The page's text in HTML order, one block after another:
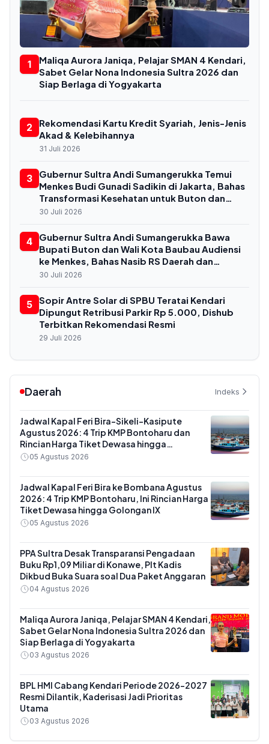
1
Maliqa Aurora Janiqa, Pelajar SMAN 4 Kendari,
Sabet Gelar Nona Indonesia Sultra 2026 dan
Siap Berlaga di Yogyakarta
2
Rekomendasi Kartu Kredit Syariah, Jenis-Jenis
Akad & Kelebihannya
31 Juli 2026
3
Gubernur Sultra Andi Sumangerukka Temui
Menkes Budi Gunadi Sadikin di Jakarta, Bahas
Transformasi Kesehatan untuk Buton dan
Baubau
30 Juli 2026
4
Gubernur Sultra Andi Sumangerukka Bawa
Bupati Buton dan Wali Kota Baubau Audiensi
ke Menkes, Bahas Nasib RS Daerah dan
Kekurangan Dokter
30 Juli 2026
5 Sopir Antre Solar di SPBU Teratai Kendari
Dipungut Retribusi Parkir Rp 5.000, Dishub
Terbitkan Rekomendasi Resmi
29 Juli 2026
Daerah Indeks
Jadwal Kapal Feri Bira-Sikeli-Kasipute
Agustus 2026: 4 Trip KMP Bontoharu dan
Rincian Harga Tiket Dewasa hingga
Kendaraan Golongan IX
05 Agustus 2026
Jadwal Kapal Feri Bira ke Bombana Agustus
2026: 4 Trip KMP Bontoharu, Ini Rincian Harga
Tiket Dewasa hingga Golongan IX
05 Agustus 2026
PPA Sultra Desak Transparansi Pengadaan
Buku Rp1,09 Miliar di Konawe, Plt Kadis
Dikbud Buka Suara soal Dua Paket Anggaran
04 Agustus 2026
Maliqa Aurora Janiqa, Pelajar SMAN 4 Kendari,
Sabet Gelar Nona Indonesia Sultra 2026 dan
Siap Berlaga di Yogyakarta
03 Agustus 2026
BPL HMI Cabang Kendari Periode 2026-2027
Resmi Dilantik, Kaderisasi Jadi Prioritas
Utama
03 Agustus 2026